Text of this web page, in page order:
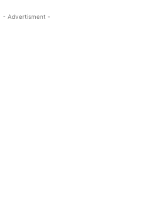
- Advertisment -